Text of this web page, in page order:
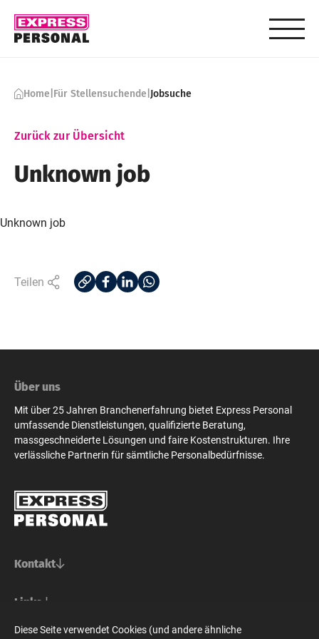
Home|Für Stellensuchende|Jobsuche
Zurück zur Übersicht
Unknown job
Unknown job
Teilen
Über uns
Mit über 25 Jahren Branchenerfahrung bietet Express Personal
umfassende Dienstleistungen, qualifizierte Beratung,
massgeschneiderte Lösungen und faire Kostenstrukturen. Ihre
verlässliche Partnerin für sämtliche Personalbedürfnisse.
Kontakt
Basel/Nordwestschweiz
Steinenvorstadt 73
Bern/Mittelland
Links
Für Stellensuchende
Diese Seite verwendet Cookies (und andere ähnliche